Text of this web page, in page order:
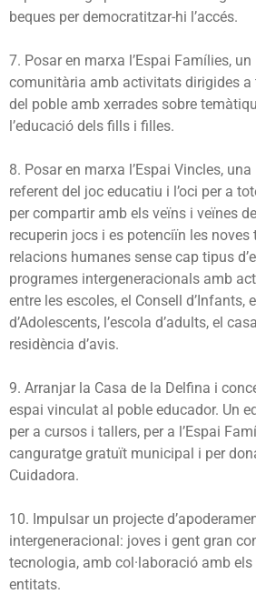
beques per democratitzar-hi l’accés.
7. Posar en marxa l’Espai Famílies, un
comunitària amb activitats dirigides a
del poble amb xerrades sobre
l’educació dels fills i filles.
8. Posar en marxa l’Espai Vincles,
referent del joc educatiu i l’oci per a
per compartir amb els veïns i veïnes
recuperin jocs i es potenciïn les noves
relacions humanes sense cap tipus
programes intergeneracionals amb
entre les escoles, el Consell d’Infants,
d’Adolescents, l’escola d’adults, el
residència d’avis.
9. Arranjar la Casa de la Delfina i
espai vinculat al poble educador. Un
per a cursos i tallers, per a l’Espai
canguratge gratuït municipal i per
Cuidadora.
10. Impulsar un projecte
intergeneracional: joves i gent gran
tecnologia, amb col·laboració amb
entitats.